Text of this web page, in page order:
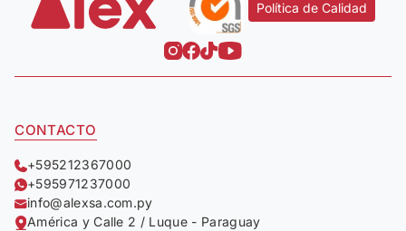
Política de Calidad
CONTACTO
+595212367000
+595971237000
info@alexsa.com.py
América y Calle 2 / Luque - Paraguay